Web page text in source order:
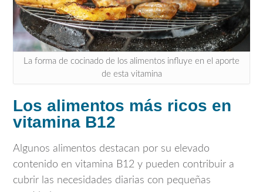
La forma de cocinado de los alimentos influye en el aporte
de esta vitamina
Los alimentos más ricos en
vitamina B12
Algunos alimentos destacan por su elevado
contenido en vitamina B12 y pueden contribuir a
cubrir las necesidades diarias con pequeñas